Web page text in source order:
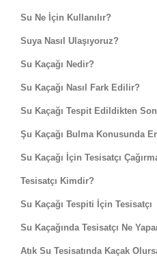
Su Ne İçin Kullanılır?
Suya Nasıl Ulaşıyoruz?
Su Kaçağı Nedir?
Su Kaçağı Nasıl Fark Edilir?
Su Kaçağı Tespit Edildikten
Şu Kaçağı Bulma Konusunda
Su Kaçağı İçin Tesisatçı
Tesisatçı Kimdir?
Su Kaçağı Tespiti İçin Tesisatçı
Su Kaçağında Tesisatçı Ne
Atık Su Tesisatında Kaçak